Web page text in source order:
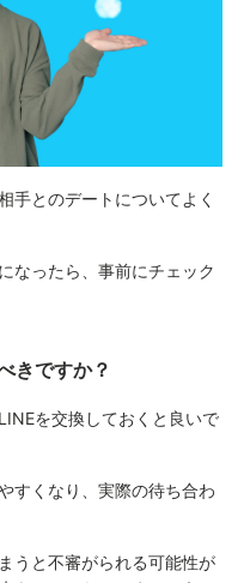
手とのデートについてよく
なったら、事前にチェック
きですか？
を交換しておくと良いで
すくなり、実際の待ち合わ
うと不審がられる可能性が